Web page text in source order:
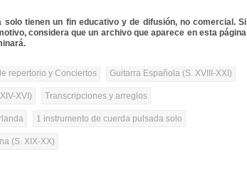
tienen un fin educativo y de difusión, no comercial. Si
considera que un archivo que aparece en esta página
repertorio y Conciertos Guitarra Española (S. XVIII-XXI)
XVI) Transcripciones y arreglos
1 instrumento de cuerda pulsada solo
(S. XIX-XX)